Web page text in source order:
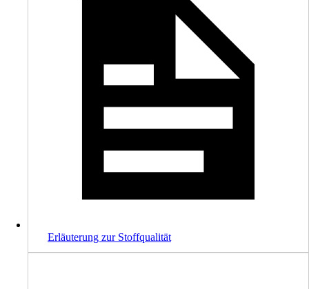
Erläuterung zur Stoffqualität